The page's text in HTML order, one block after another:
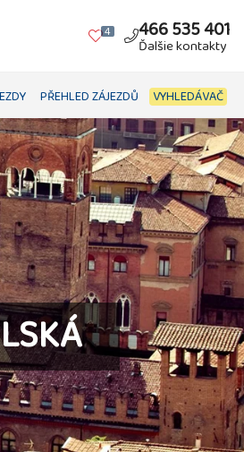
4 466 535 401
Ďalšie kontakty
PŘEHLED ZÁJEZDŮ VYHLEDÁVAČ